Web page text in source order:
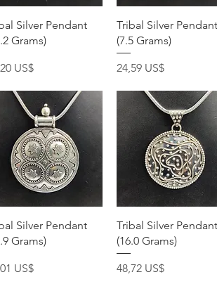
Vista rápida
Silver Pendant
Grams)
US$
Vista rápida
Tribal Silver Pendant
(7.5 Grams)
Precio
24,59 US$
Vista rápida
Silver Pendant
Grams)
US$
Vista rápida
Tribal Silver Pendant
(16.0 Grams)
Precio
48,72 US$